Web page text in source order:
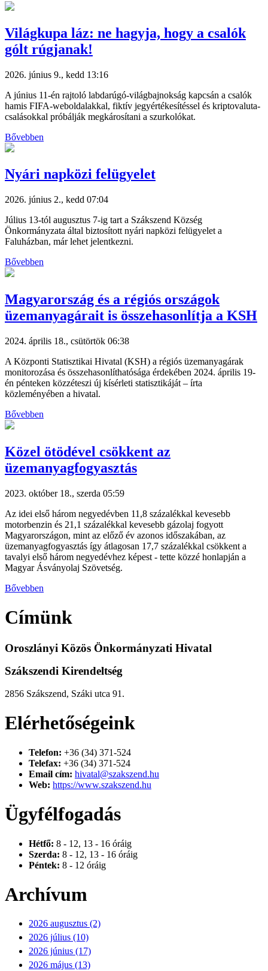
Világkupa láz: ne hagyja, hogy a csalók
gólt rúgjanak!
2026. június 9., kedd 13:16
A június 11-én rajtoló labdarúgó-világbajnokság kapcsán a csalók
hamis FIFA-weboldalakkal, fiktív jegyértékesítéssel és kriptovaluta-
csalásokkal próbálják megkárosítani a szurkolókat.
Bővebben
Nyári napközi felügyelet
2026. június 2., kedd 07:04
Július 13-tól augusztus 7-ig tart a Szákszend Község
Önkormányzata által biztosított nyári napközi felügyelet a
Faluházban, már lehet jelentkezni.
Bővebben
Magyarország és a régiós országok
üzemanyagárait is összehasonlítja a KSH
2024. április 18., csütörtök 06:38
A Központi Statisztikai Hivatal (KSH) a régiós üzemanyagárak
monitorozása és összehasonlíthatósága érdekében 2024. április 19-
én pénteken közzéteszi új kísérleti statisztikáját – írta
közleményében a hivatal.
Bővebben
Közel ötödével csökkent az
üzemanyagfogyasztás
2023. október 18., szerda 05:59
Az idei első három negyedévben 11,8 százalékkal kevesebb
motorbenzin és 21,1 százalékkal kevesebb gázolaj fogyott
Magyarországon, mint az előző év azonos időszakában, az
üzemanyagfogyasztás így átlagosan 17,7 százalékkal csökkent a
tavalyi első három negyedévhez képest - tette közzé honlapján a
Magyar Ásványolaj Szövetség.
Bővebben
Címünk
Oroszlányi Közös Önkormányzati Hivatal
Szákszendi Kirendeltség
2856 Szákszend, Száki utca 91.
Elérhetőségeink
Telefon: +36 (34) 371-524
Telefax: +36 (34) 371-524
Email cím: hivatal@szakszend.hu
Web: https://www.szakszend.hu
Ügyfélfogadás
Hétfő: 8 - 12, 13 - 16 óráig
Szerda: 8 - 12, 13 - 16 óráig
Péntek: 8 - 12 óráig
Archívum
2026 augusztus (2)
2026 július (10)
2026 június (17)
2026 május (13)